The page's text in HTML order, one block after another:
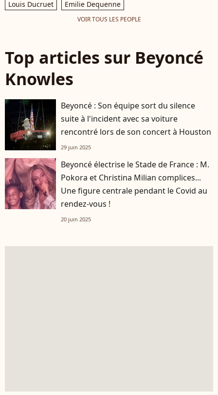
Louis Ducruet Emilie Dequenne
VOIR TOUS LES PEOPLE
Top articles sur Beyoncé
Knowles
Beyoncé : Son équipe sort du silence
suite à l'incident avec sa voiture
rencontré lors de son concert à Houston
29 juin 2025
Beyoncé électrise le Stade de France : M.
Pokora et Christina Milian complices...
Une figure centrale pendant le Covid au
rendez-vous !
20 juin 2025